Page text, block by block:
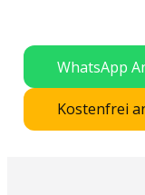
WhatsApp
Kostenfrei